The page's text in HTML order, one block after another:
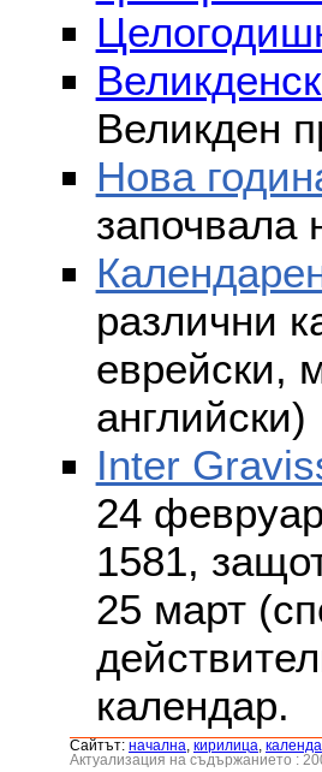
Великден
Нова
започвала
различни
еврейски,
английски)
Inter
24
1581,
25 март
календар.
Сайтът: началнa, кирилица,
Актуализация на съдържанието :